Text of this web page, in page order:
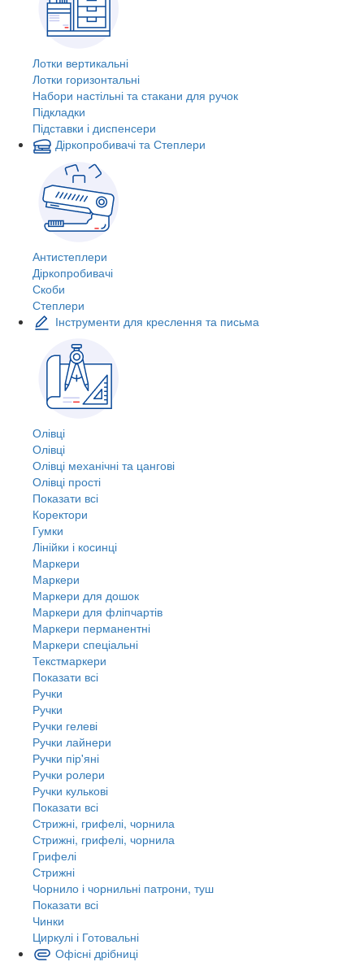
Лотки вертикальні
Лотки горизонтальні
Набори настільні та стакани для ручок
Підкладки
Підставки і диспенсери
Діркопробивачі та Степлери
Антистеплери
Діркопробивачі
Скоби
Степлери
Інструменти для креслення та письма
Олівці
Олівці
Олівці механічні та цангові
Олівці прості
Показати всі
Коректори
Гумки
Лінійки і косинці
Маркери
Маркери
Маркери для дошок
Маркери для фліпчартів
Маркери перманентні
Маркери спеціальні
Текстмаркери
Показати всі
Ручки
Ручки
Ручки гелеві
Ручки лайнери
Ручки пір'яні
Ручки ролери
Ручки кулькові
Показати всі
Стрижні, грифелі, чорнила
Стрижні, грифелі, чорнила
Грифелі
Стрижні
Чорнило і чорнильні патрони, туш
Показати всі
Чинки
Циркулі і Готовальні
Офісні дрібниці